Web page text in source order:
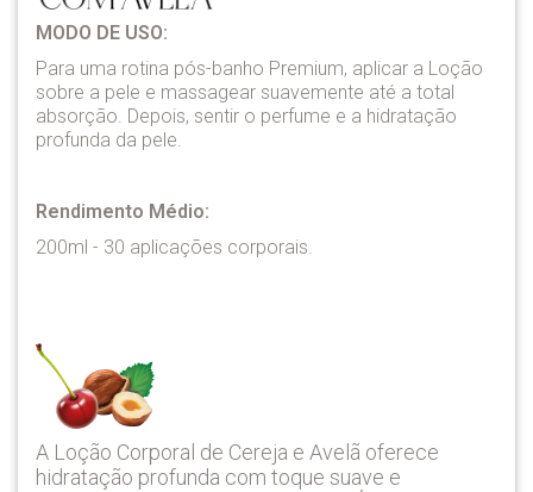
MODO DE USO:
Para uma rotina pós-banho Premium, aplicar a Loção
sobre a pele e massagear suavemente até a total
absorção. Depois, sentir o perfume e a hidratação
profunda da pele.
Rendimento Médio:
200ml - 30 aplicações corporais.
A Loção Corporal de Cereja e Avelã oferece
hidratação profunda com toque suave e